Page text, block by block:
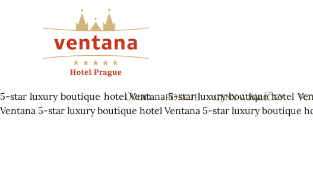
ÚVOD POKOJE CENY A BALÍČKY
5-star luxury boutique hotel Ventana 5-star luxury boutique hotel
Ventana 5-star luxury boutique hotel Ventana 5-star luxury boutique